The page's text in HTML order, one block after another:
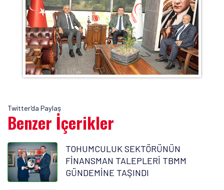
Twitter'da Paylaş
Benzer İçerikler
TOHUMCULUK SEKTÖRÜNÜN
FİNANSMAN TALEPLERİ TBMM
GÜNDEMİNE TAŞINDI